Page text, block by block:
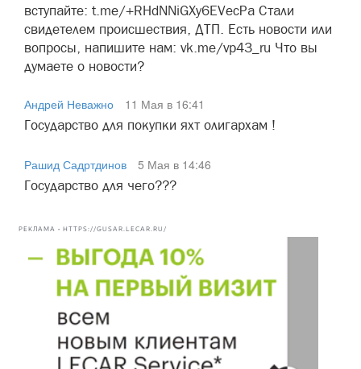
вступайте: t.me/+RHdNNiGXy6EVecPa Стали
свидетелем происшествия, ДТП. Есть новости или
вопросы, напишите нам: vk.me/vp43_ru Что вы
думаете о новости?
Андрей Неважно
11 Мая в 16:41
Государство для покупки яхт олигархам !
Рашид Садртдинов
5 Мая в 14:46
Государство для чего???
РЕКЛАМА • HTTPS://GUSAR.LECAR.RU/